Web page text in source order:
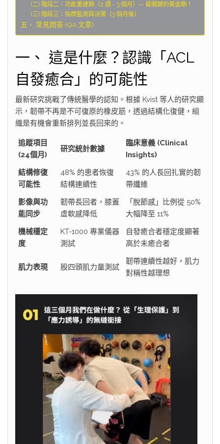
(二) 階段二：功能重建期（2 週 - 3 個月）— 最關鍵的黃金期！
(三) 階段三：指標監測與決策（3 個月後）
五、 常見問答 (QA 文章)
一、 這是什麼？認識「ACL
自發癒合」的可能性
最新研究挑戰了傳統醫學的認知。根據 Kvist 等人的研究顯
示，韌帶不再是不可復原的橡皮筋，透過結構化復健，組
織是有機會重新排列並長回來的。
追蹤項目
(24個月)
研究統計數據
臨床意義 (Clinical
Insights)
結構修復
可能性
48% 的患者恢復
結構連續性
43% 的人長回扎實的韌
帶纖維
影像與功
能同步
韌帶長回者，膝蓋
虛軟感降低
「脫節感」比例從 50%
大幅降至 11%
機械穩定
度
KT-1000 專業儀器
測試
自發癒合者穩定度顯著
高於未癒合者
肌力表現 股四頭肌力量測試
韌帶連續性越好，肌力
對稱性越理想